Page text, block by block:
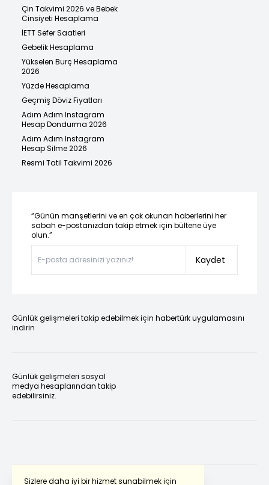
Sizlere daha iyi bir hizmet sunabilmek için
Çin Takvimi 2026 ve Bebek
Cinsiyeti Hesaplama
İETT Sefer Saatleri
Gebelik Hesaplama
Yükselen Burç Hesaplama
2026
Yüzde Hesaplama
Geçmiş Döviz Fiyatları
Adım Adım Instagram
Hesap Dondurma 2026
Adım Adım Instagram
Hesap Silme 2026
Resmi Tatil Takvimi 2026
“Günün manşetlerini ve en çok okunan haberlerini her
sabah e-postanızdan takip etmek için bültene üye
olun.”
Kaydet
Günlük gelişmeleri takip edebilmek için habertürk uygulamasını
indirin
Günlük gelişmeleri sosyal
medya hesaplarından takip
edebilirsiniz.